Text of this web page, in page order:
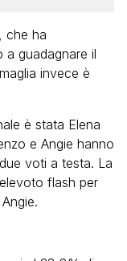
che ha
a guadagnare il
invece è
è stata Elena
e Angie hanno
voti a testa. La
flash per